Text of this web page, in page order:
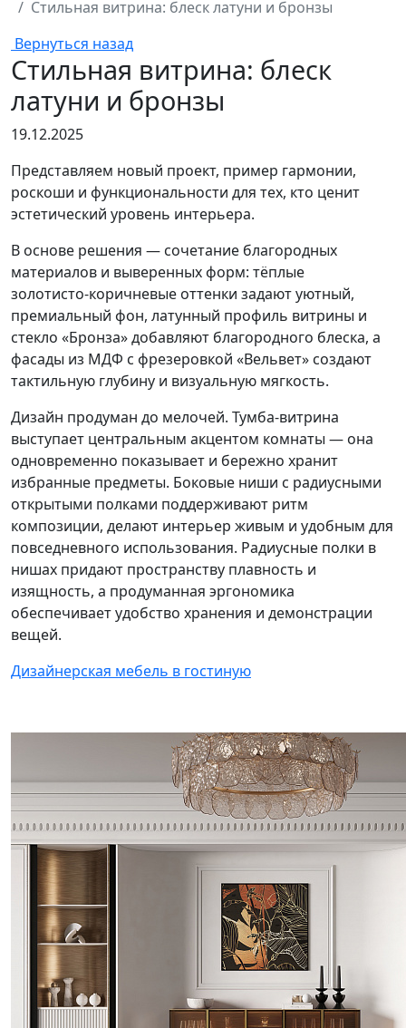
Стильная витрина: блеск латуни и бронзы
Вернуться назад
Стильная витрина: блеск
латуни и бронзы
19.12.2025
Представляем новый проект, пример гармонии,
роскоши и функциональности для тех, кто ценит
эстетический уровень интерьера.
В основе решения — сочетание благородных
материалов и выверенных форм: тёплые
золотисто‑коричневые оттенки задают уютный,
премиальный фон, латунный профиль витрины и
стекло «Бронза» добавляют благородного блеска, а
фасады из МДФ с фрезеровкой «Вельвет» создают
тактильную глубину и визуальную мягкость.
Дизайн продуман до мелочей. Тумба‑витрина
выступает центральным акцентом комнаты — она
одновременно показывает и бережно хранит
избранные предметы. Боковые ниши с радиусными
открытыми полками поддерживают ритм
композиции, делают интерьер живым и удобным для
повседневного использования. Радиусные полки в
нишах придают пространству плавность и
изящность, а продуманная эргономика
обеспечивает удобство хранения и демонстрации
вещей.
Дизайнерская мебель в гостиную